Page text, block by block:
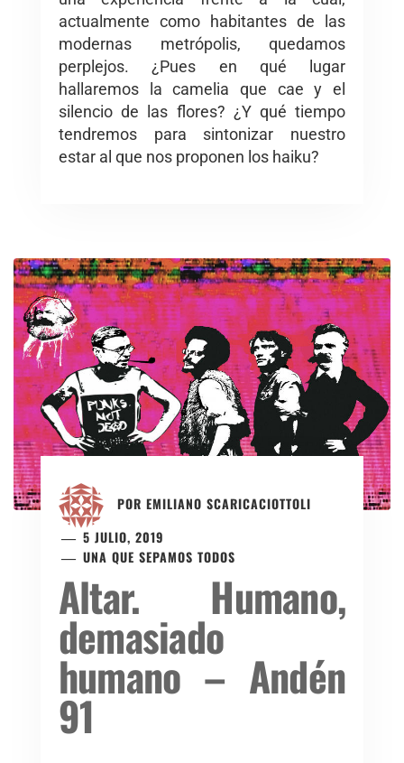
actualmente como habitantes de las
modernas metrópolis, quedamos
perplejos. ¿Pues en qué lugar
hallaremos la camelia que cae y el
silencio de las flores? ¿Y qué tiempo
tendremos para sintonizar nuestro
estar al que nos proponen los haiku?
POR EMILIANO SCARICACIOTTOLI
5 JULIO, 2019
UNA QUE SEPAMOS TODOS
Altar. Humano,
demasiado
humano – Andén
91